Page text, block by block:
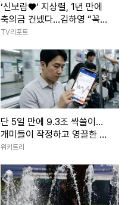
‘신보람♥’ 지상렬, 1년 만에
축의금 건넸다…김하영 “꼭
국수 먹게 해주세요” [RE:스
TV리포트
단 5일 만에 9.3조 싹쓸이…
개미들이 작정하고 영끌한 종
목 '1위' 정체
위키트리